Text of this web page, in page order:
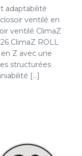
adaptabilité
ventilé en
ventilé ClimaZ
ClimaZ ROLL
Z avec une
structurées
[...]